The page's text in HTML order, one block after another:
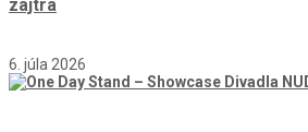
zajtra
6. júla 2026